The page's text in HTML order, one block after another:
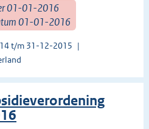
01-01-2016
01-01-2016
t/m 31-12-2015